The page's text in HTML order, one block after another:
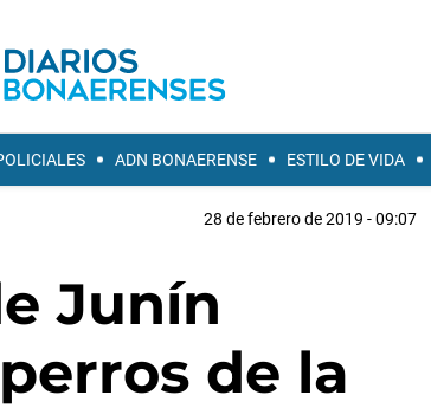
ADN BONAERENSE ESTILO DE VIDA
28 de febrero de 2019 - 09:07
Junín
de la